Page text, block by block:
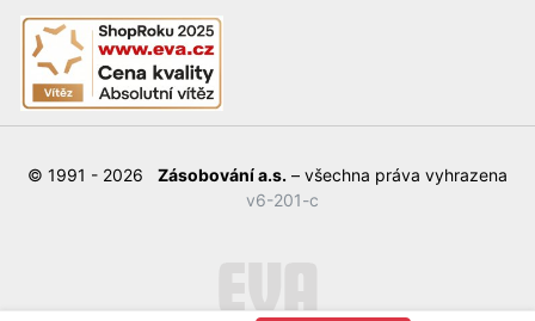
© 1991 - 2026 Zásobování a.s. – všechna práva vyhrazena
v6-201-c